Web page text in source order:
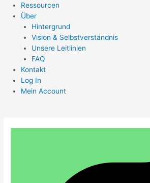
Ressourcen
Über
Hintergrund
Vision & Selbstverständnis
Unsere Leitlinien
FAQ
Kontakt
Log In
Mein Account